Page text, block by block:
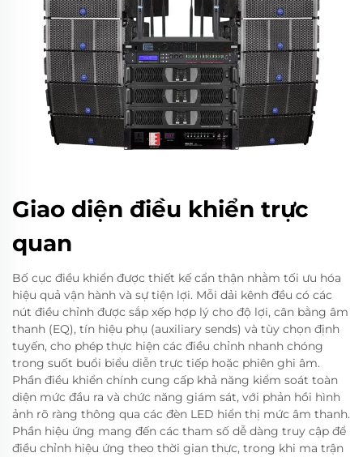
Giao diện điều khiển trực
quan
Bố cục điều khiển được thiết kế cẩn thận nhằm tối ưu hóa
hiệu quả vận hành và sự tiện lợi. Mỗi dải kênh đều có các
nút điều chỉnh được sắp xếp hợp lý cho độ lợi, cân bằng âm
thanh (EQ), tín hiệu phụ (auxiliary sends) và tùy chọn định
tuyến, cho phép thực hiện các điều chỉnh nhanh chóng
trong suốt buổi biểu diễn trực tiếp hoặc phiên ghi âm.
Phần điều khiển chính cung cấp khả năng kiểm soát toàn
diện mức đầu ra và chức năng giám sát, với phản hồi hình
ảnh rõ ràng thông qua các đèn LED hiển thị mức âm thanh.
Phần hiệu ứng mang đến các tham số dễ dàng truy cập để
điều chỉnh hiệu ứng theo thời gian thực, trong khi ma trận